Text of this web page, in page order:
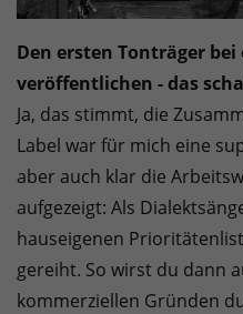
Den ersten Tonträger
veröffentlichen - das
Ja, das stimmt, die
Label war für mich eine
aber auch klar die
aufgezeigt: Als
hauseigenen
gereiht. So wirst du dann
kommerziellen Gründen